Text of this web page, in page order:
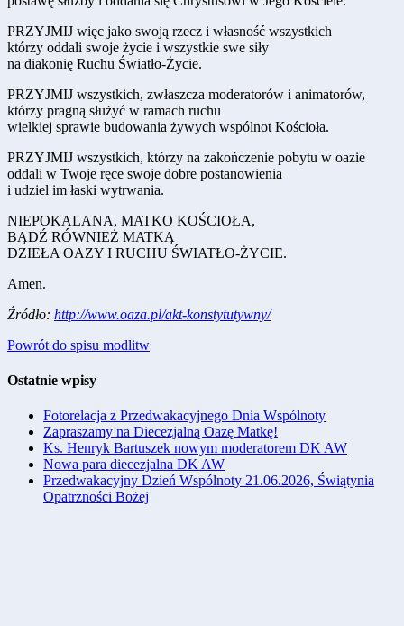
PRZYJMIJ więc jako swoją rzecz i własność wszystkich
którzy oddali swoje życie i wszystkie swe siły
na diakonię Ruchu Światło-Życie.
PRZYJMIJ wszystkich, zwłaszcza moderatorów i animatorów,
którzy pragną służyć w ramach ruchu
wielkiej sprawie budowania żywych wspólnot Kościoła.
PRZYJMIJ wszystkich, którzy na zakończenie pobytu w oazie
oddali w Twoje ręce swoje dobre postanowienia
i udziel im łaski wytrwania.
NIEPOKALANA, MATKO KOŚCIOŁA,
BĄDŹ RÓWNIEŻ MATKĄ
DZIEŁA OAZY I RUCHU ŚWIATŁO-ŻYCIE.
Amen.
Źródło: http://www.oaza.pl/akt-konstytutywny/
Powrót do spisu modlitw
Ostatnie wpisy
Fotorelacja z Przedwakacyjnego Dnia Wspólnoty
Zapraszamy na Diecezjalną Oazę Matkę!
Ks. Henryk Bartuszek nowym moderatorem DK AW
Nowa para diecezjalna DK AW
Przedwakacyjny Dzień Wspólnoty 21.06.2026, Świątynia
Opatrzności Bożej